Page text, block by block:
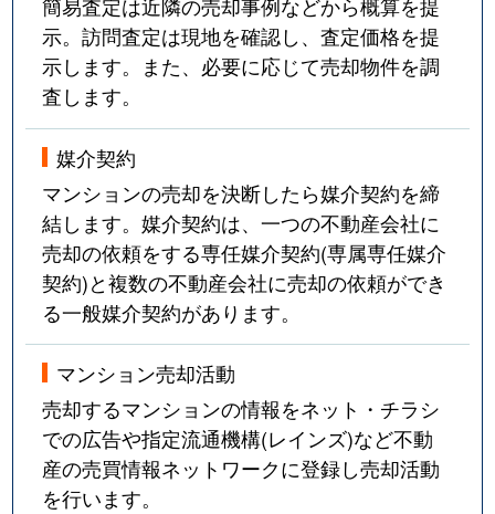
簡易査定は近隣の売却事例などから概算を提
示。訪問査定は現地を確認し、査定価格を提
示します。また、必要に応じて売却物件を調
査します。
媒介契約
マンションの売却を決断したら媒介契約を締
結します。媒介契約は、一つの不動産会社に
売却の依頼をする専任媒介契約(専属専任媒介
契約)と複数の不動産会社に売却の依頼ができ
る一般媒介契約があります。
マンション売却活動
売却するマンションの情報をネット・チラシ
での広告や指定流通機構(レインズ)など不動
産の売買情報ネットワークに登録し売却活動
を行います。